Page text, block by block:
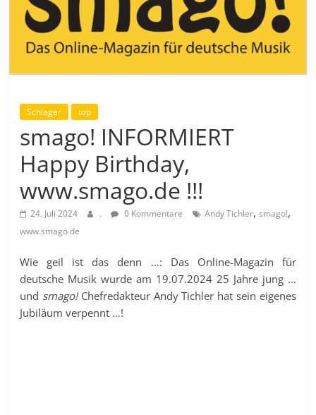
Schlager top
smago! INFORMIERT
Happy Birthday,
www.smago.de !!!
24. Juli 2024 . 0 Kommentare Andy Tichler,smago!,
www.smago.de
Wie geil ist das denn …: Das Online-Magazin für
deutsche Musik wurde am 19.07.2024 25 Jahre jung …
und smago!Chefredakteur Andy Tichler hat sein eigenes
Jubiläum verpennt …!